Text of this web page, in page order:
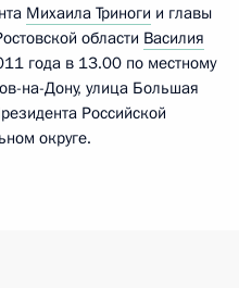
Михаила Триноги и главы
области Василия
года в 13.00 по местному
на-Дону, улица Большая
Российской
округе.